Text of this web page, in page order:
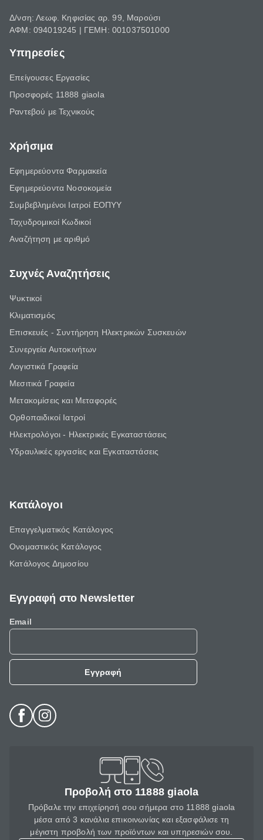
Δ/νση: Λεωφ. Κηφισίας αρ. 99, Μαρούσι
ΑΦΜ: 094019245 | ΓΕΜΗ: 001037501000
Υπηρεσίες
Επείγουσες Εργασίες
Προσφορές 11888 giaola
Ραντεβού με Τεχνικούς
Χρήσιμα
Εφημερεύοντα Φαρμακεία
Εφημερεύοντα Νοσοκομεία
Συμβεβλημένοι Ιατροί ΕΟΠΥΥ
Ταχυδρομικοί Κωδικοί
Αναζήτηση με αριθμό
Συχνές Αναζητήσεις
Ψυκτικοί
Κλιματισμός
Επισκευές - Συντήρηση Ηλεκτρικών Συσκευών
Συνεργεία Αυτοκινήτων
Λογιστικά Γραφεία
Μεσιτικά Γραφεία
Μετακομίσεις και Μεταφορές
Ορθοπαιδικοί Ιατροί
Ηλεκτρολόγοι - Ηλεκτρικές Εγκαταστάσεις
Υδραυλικές εργασίες και Εγκαταστάσεις
Κατάλογοι
Επαγγελματικός Κατάλογος
Ονομαστικός Κατάλογος
Κατάλογος Δημοσίου
Εγγραφή στο Newsletter
Email
Εγγραφή
Προβολή στο 11888 giaola
Πρόβαλε την επιχείρησή σου σήμερα στο 11888 giaola
μέσα από 3 κανάλια επικοινωνίας και εξασφάλισε τη
μέγιστη προβολή των προϊόντων και υπηρεσιών σου.